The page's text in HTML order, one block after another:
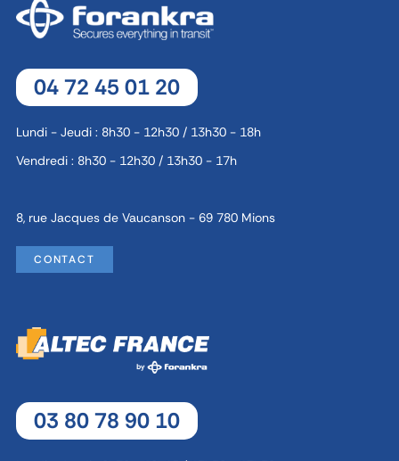
04 72 45 01 20
Lundi - Jeudi : 8h30 - 12h30 / 13h30 - 18h
Vendredi : 8h30 - 12h30 / 13h30 - 17h
8, rue Jacques de Vaucanson - 69 780 Mions
CONTACT
03 80 78 90 10